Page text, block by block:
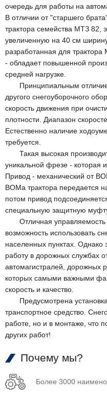
очередь для работы на
В отличии от "старшего
трактора семейства МТЗ 82,
увеличенную на 40 см
разработанная для
- обладает повышенной
средней нагрузке.
Принципиальным
другого снегоуборочного
скорость движения при
плотности. Диапазон
Естественно наличие
требуется.
Такая высокая
уникальной фрезе - которая
Привод - механический от
ВОМа трактора передается
потом привод
специальную защитную
Отличная управляемость
возможность использовать
населенных пунктах. Однако
работу в дорожных службах
автомагистралей, дорожных
которых самыми важными
скорость и качество.
Предусмотрена установка
транспортное средство.
работе, но и в монтаже, что
других работ!
Почему мы?
Более 3000